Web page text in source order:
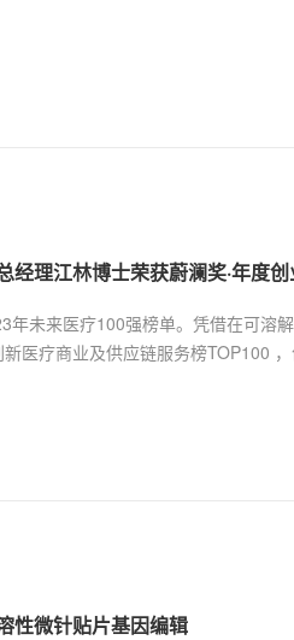
理江林博士荣获蔚澜奖·年度
未来医疗100强榜单。凭借在可溶
医疗商业及供应链服务榜TOP100
性微针贴片基因编辑